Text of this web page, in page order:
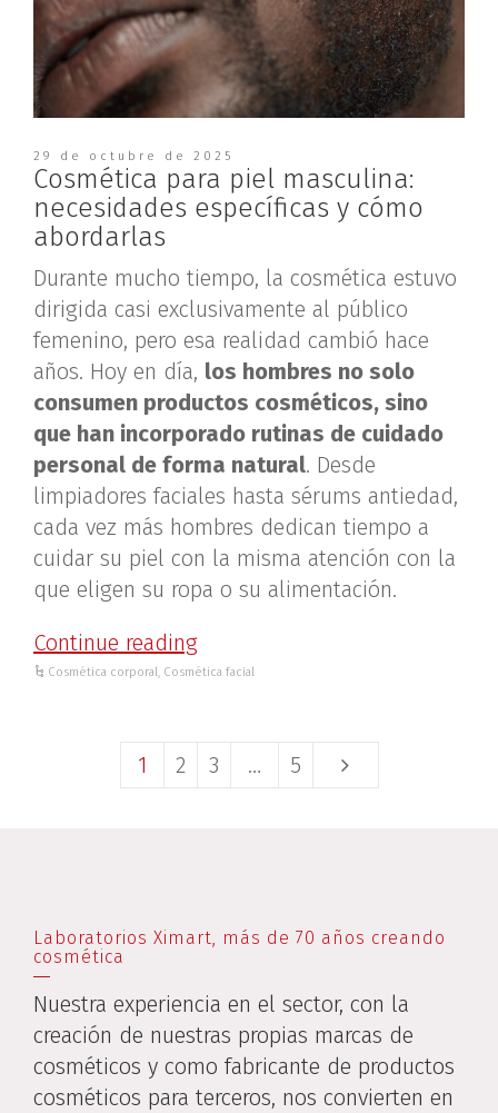
29 de octubre de 2025
Cosmética para piel masculina:
necesidades específicas y cómo
abordarlas
Durante mucho tiempo, la cosmética estuvo
dirigida casi exclusivamente al público
femenino, pero esa realidad cambió hace
años. Hoy en día, los hombres no solo
consumen productos cosméticos, sino
que han incorporado rutinas de cuidado
personal de forma natural. Desde
limpiadores faciales hasta sérums antiedad,
cada vez más hombres dedican tiempo a
cuidar su piel con la misma atención con la
que eligen su ropa o su alimentación.
Continue reading
Cosmética corporal, Cosmética facial
1 2 3 … 5
Laboratorios Ximart, más de 70 años creando
cosmética
Nuestra experiencia en el sector, con la
creación de nuestras propias marcas de
cosméticos y como fabricante de productos
cosméticos para terceros, nos convierten en